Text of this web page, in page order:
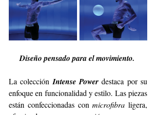
Diseño pensado para el movimiento.
La colección Intense Power destaca por su
enfoque en funcionalidad y estilo. Las piezas
están confeccionadas con microfibra ligera,